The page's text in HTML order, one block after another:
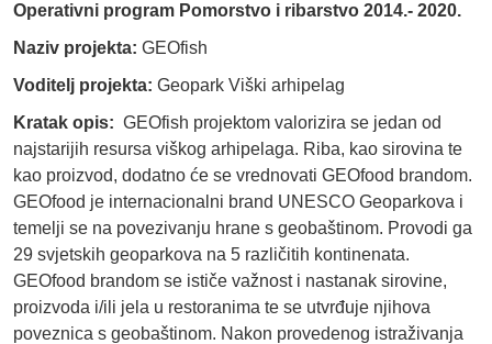
Autor: Luka Martinis
Operativni program Pomorstvo i ribarstvo 2014.- 2020.
Naziv projekta: GEOfish
Voditelj projekta: Geopark Viški arhipelag
Kratak opis: GEOfish projektom valorizira se jedan od
najstarijih resursa viškog arhipelaga. Riba, kao sirovina te
kao proizvod, dodatno će se vrednovati GEOfood brandom.
GEOfood je internacionalni brand UNESCO Geoparkova i
temelji se na povezivanju hrane s geobaštinom. Provodi ga
29 svjetskih geoparkova na 5 različitih kontinenata.
GEOfood brandom se ističe važnost i nastanak sirovine,
proizvoda i/ili jela u restoranima te se utvrđuje njihova
poveznica s geobaštinom. Nakon provedenog istraživanja